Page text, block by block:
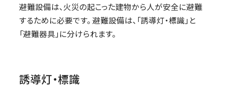
避難設備は、火災の起こった建物から人が安全に避難
するために必要です。 避難設備は、「誘導灯・標識」と
「避難器具」に分けられます。
誘導灯・標識